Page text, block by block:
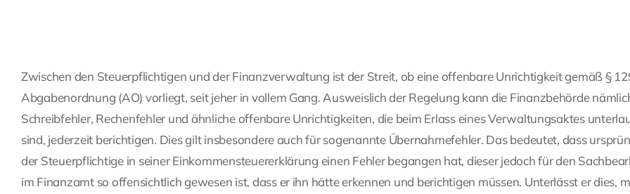
Zwischen den Steuerpflichtigen und der Finanzverwaltung ist der Streit, ob eine offenbare Unrichtigkeit gemäß §
Abgabenordnung (AO) vorliegt, seit jeher in vollem Gang. Ausweislich der Regelung kann die Finanzbehörde
Schreibfehler, Rechenfehler und ähnliche offenbare Unrichtigkeiten, die beim Erlass eines Verwaltungsaktes
sind, jederzeit berichtigen. Dies gilt insbesondere auch für sogenannte Übernahmefehler. Das bedeutet, dass
der Steuerpflichtige in seiner Einkommensteuererklärung einen Fehler begangen hat, dieser jedoch für den
im Finanzamt so offensichtlich gewesen ist, dass er ihn hätte erkennen und berichtigen müssen. Unterlässt er dies,